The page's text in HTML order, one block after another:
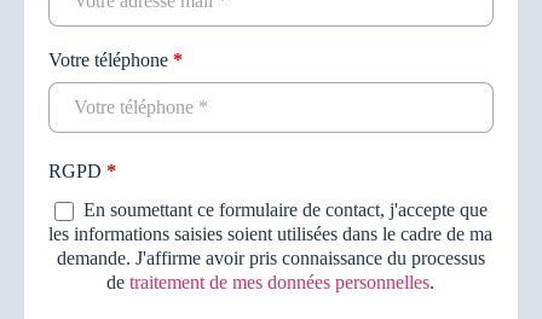
Votre téléphone *
RGPD *
En soumettant ce formulaire de contact, j'accepte que
les informations saisies soient utilisées dans le cadre de ma
demande. J'affirme avoir pris connaissance du processus
detraitement de mes données personnelles.